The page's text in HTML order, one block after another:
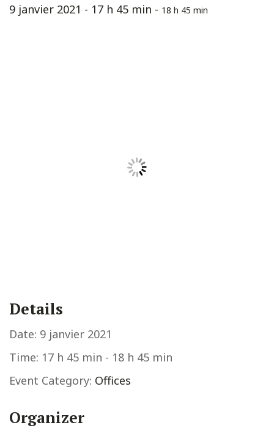
9 janvier 2021 - 17 h 45 min - 18 h 45 min
Details
Date: 9 janvier 2021
Time: 17 h 45 min - 18 h 45 min
Event Category: Offices
Organizer